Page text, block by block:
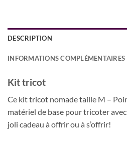
DESCRIPTION
INFORMATIONS COMPLÉMENTAIRES
Kit tricot
Ce kit tricot nomade taille M –
matériel de base pour tricoter
joli cadeau à offrir ou à s’offrir!